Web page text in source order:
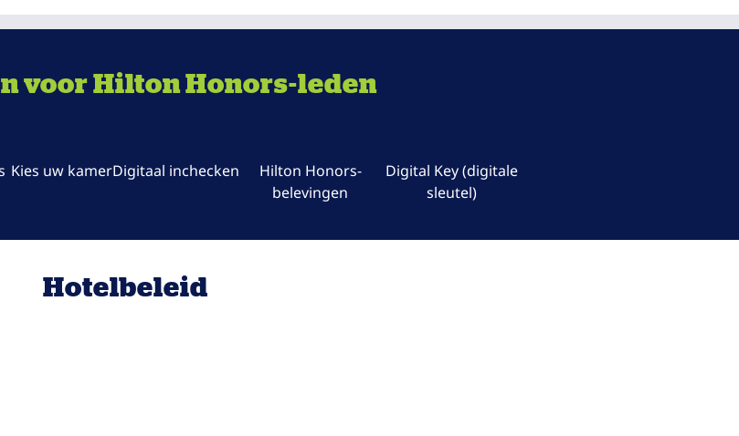
voor Hilton Honors-leden
Kies uw kamerDigitaal inchecken
Hilton Honors-
belevingen
Digital Key (digitale
sleutel)
Hotelbeleid